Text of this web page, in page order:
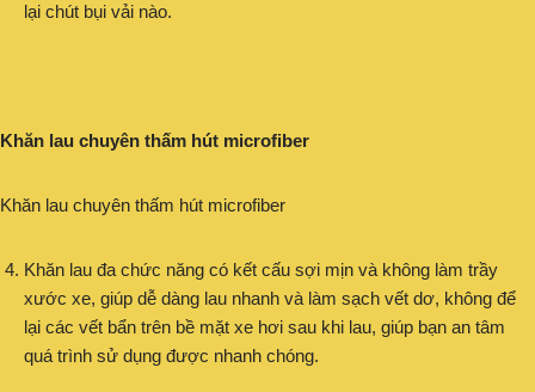
lại chút bụi vải nào.
Khăn lau chuyên thấm hút microfiber
Khăn lau chuyên thấm hút microfiber
Khăn lau đa chức năng có kết cấu sợi mịn và không làm trầy
xước xe, giúp dễ dàng lau nhanh và làm sạch vết dơ, không để
lại các vết bẩn trên bề mặt xe hơi sau khi lau, giúp bạn an tâm
quá trình sử dụng được nhanh chóng.